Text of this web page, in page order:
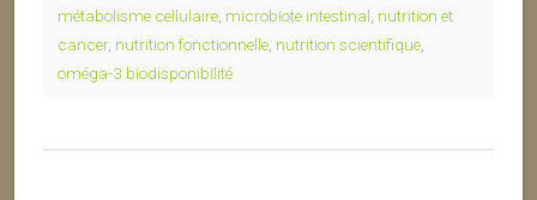
métabolisme cellulaire microbiote intestinal nutrition et
cancer, nutrition fonctionnelle nutrition scientifique
oméga-3 biodisponibilité